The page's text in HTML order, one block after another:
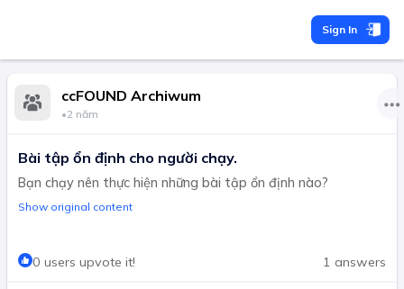
Sign In
ccFOUND Archiwum
•2 năm
Bài tập ổn định cho người chạy.
Bạn chạy nên thực hiện những bài tập ổn định nào?
Show original content
0 users upvote it! 1 answers